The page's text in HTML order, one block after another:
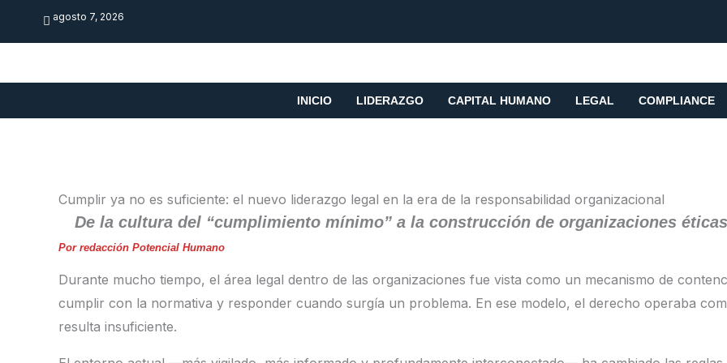
agosto 7, 2026
INICIO LIDERAZGO CAPITAL HUMANO LEGAL COMPLIANCE
Cumplir ya no es suficiente: el nuevo liderazgo legal en la era de la responsabilidad organizacional
De la cultura del “cumplimiento mínimo” a la construcción de organizaciones
Por redacción Potencial Humano
Durante mucho tiempo, el área legal dentro de las organizaciones fue vista como un mecanismo de
cumplir con la normativa y responder cuando surgía un problema. En ese modelo, el derecho operaba
resulta insuficiente.